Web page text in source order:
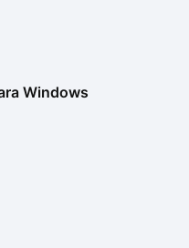
Windows